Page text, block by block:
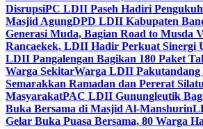
DisrupsiPC LDII Paseh Hadiri
Masjid AgungDPD LDII Kabupaten
Generasi Muda, Bagian Road to Musda
Rancaekek, LDII Hadir Perkuat Sinergi
LDII Pangalengan Bagikan 180 Paket
Warga SekitarWarga LDII Pakutandang
Semarakkan Ramadan dan Pererat
MasyarakatPAC LDII Gunungleutik
Buka Bersama di Masjid Al-Manshurin
Gelar Buka Puasa Bersama, 80 Warga